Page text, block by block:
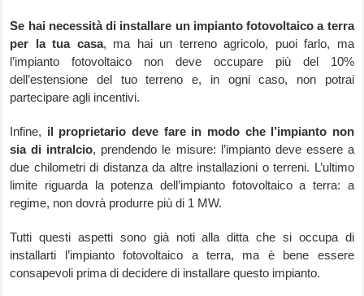
Se hai necessità di installare un impianto fotovoltaico a terra
per la tua casa, ma hai un terreno agricolo, puoi farlo, ma
l’impianto fotovoltaico non deve occupare più del 10%
dell’estensione del tuo terreno e, in ogni caso, non potrai
partecipare agli incentivi.
Infine, il proprietario deve fare in modo che l’impianto non
sia di intralcio, prendendo le misure: l’impianto deve essere a
due chilometri di distanza da altre installazioni o terreni. L’ultimo
limite riguarda la potenza dell’impianto fotovoltaico a terra: a
regime, non dovrà produrre più di 1 MW.
Tutti questi aspetti sono già noti alla ditta che si occupa di
installarti l’impianto fotovoltaico a terra, ma è bene essere
consapevoli prima di decidere di installare questo impianto.